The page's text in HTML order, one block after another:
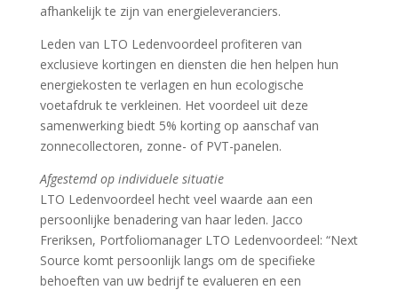
afhankelijk te zijn van energieleveranciers.
Leden van LTO Ledenvoordeel profiteren van
exclusieve kortingen en diensten die hen helpen hun
energiekosten te verlagen en hun ecologische
voetafdruk te verkleinen. Het voordeel uit deze
samenwerking biedt 5% korting op aanschaf van
zonnecollectoren, zonne- of PVT-panelen.
Afgestemd op individuele situatie
LTO Ledenvoordeel hecht veel waarde aan een
persoonlijke benadering van haar leden. Jacco
Freriksen, Portfoliomanager LTO Ledenvoordeel: “Next
Source komt persoonlijk langs om de specifieke
behoeften van uw bedrijf te evalueren en een